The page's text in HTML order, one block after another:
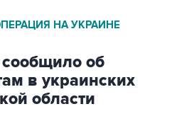
НА УКРАИНЕ
об
в украинских
области